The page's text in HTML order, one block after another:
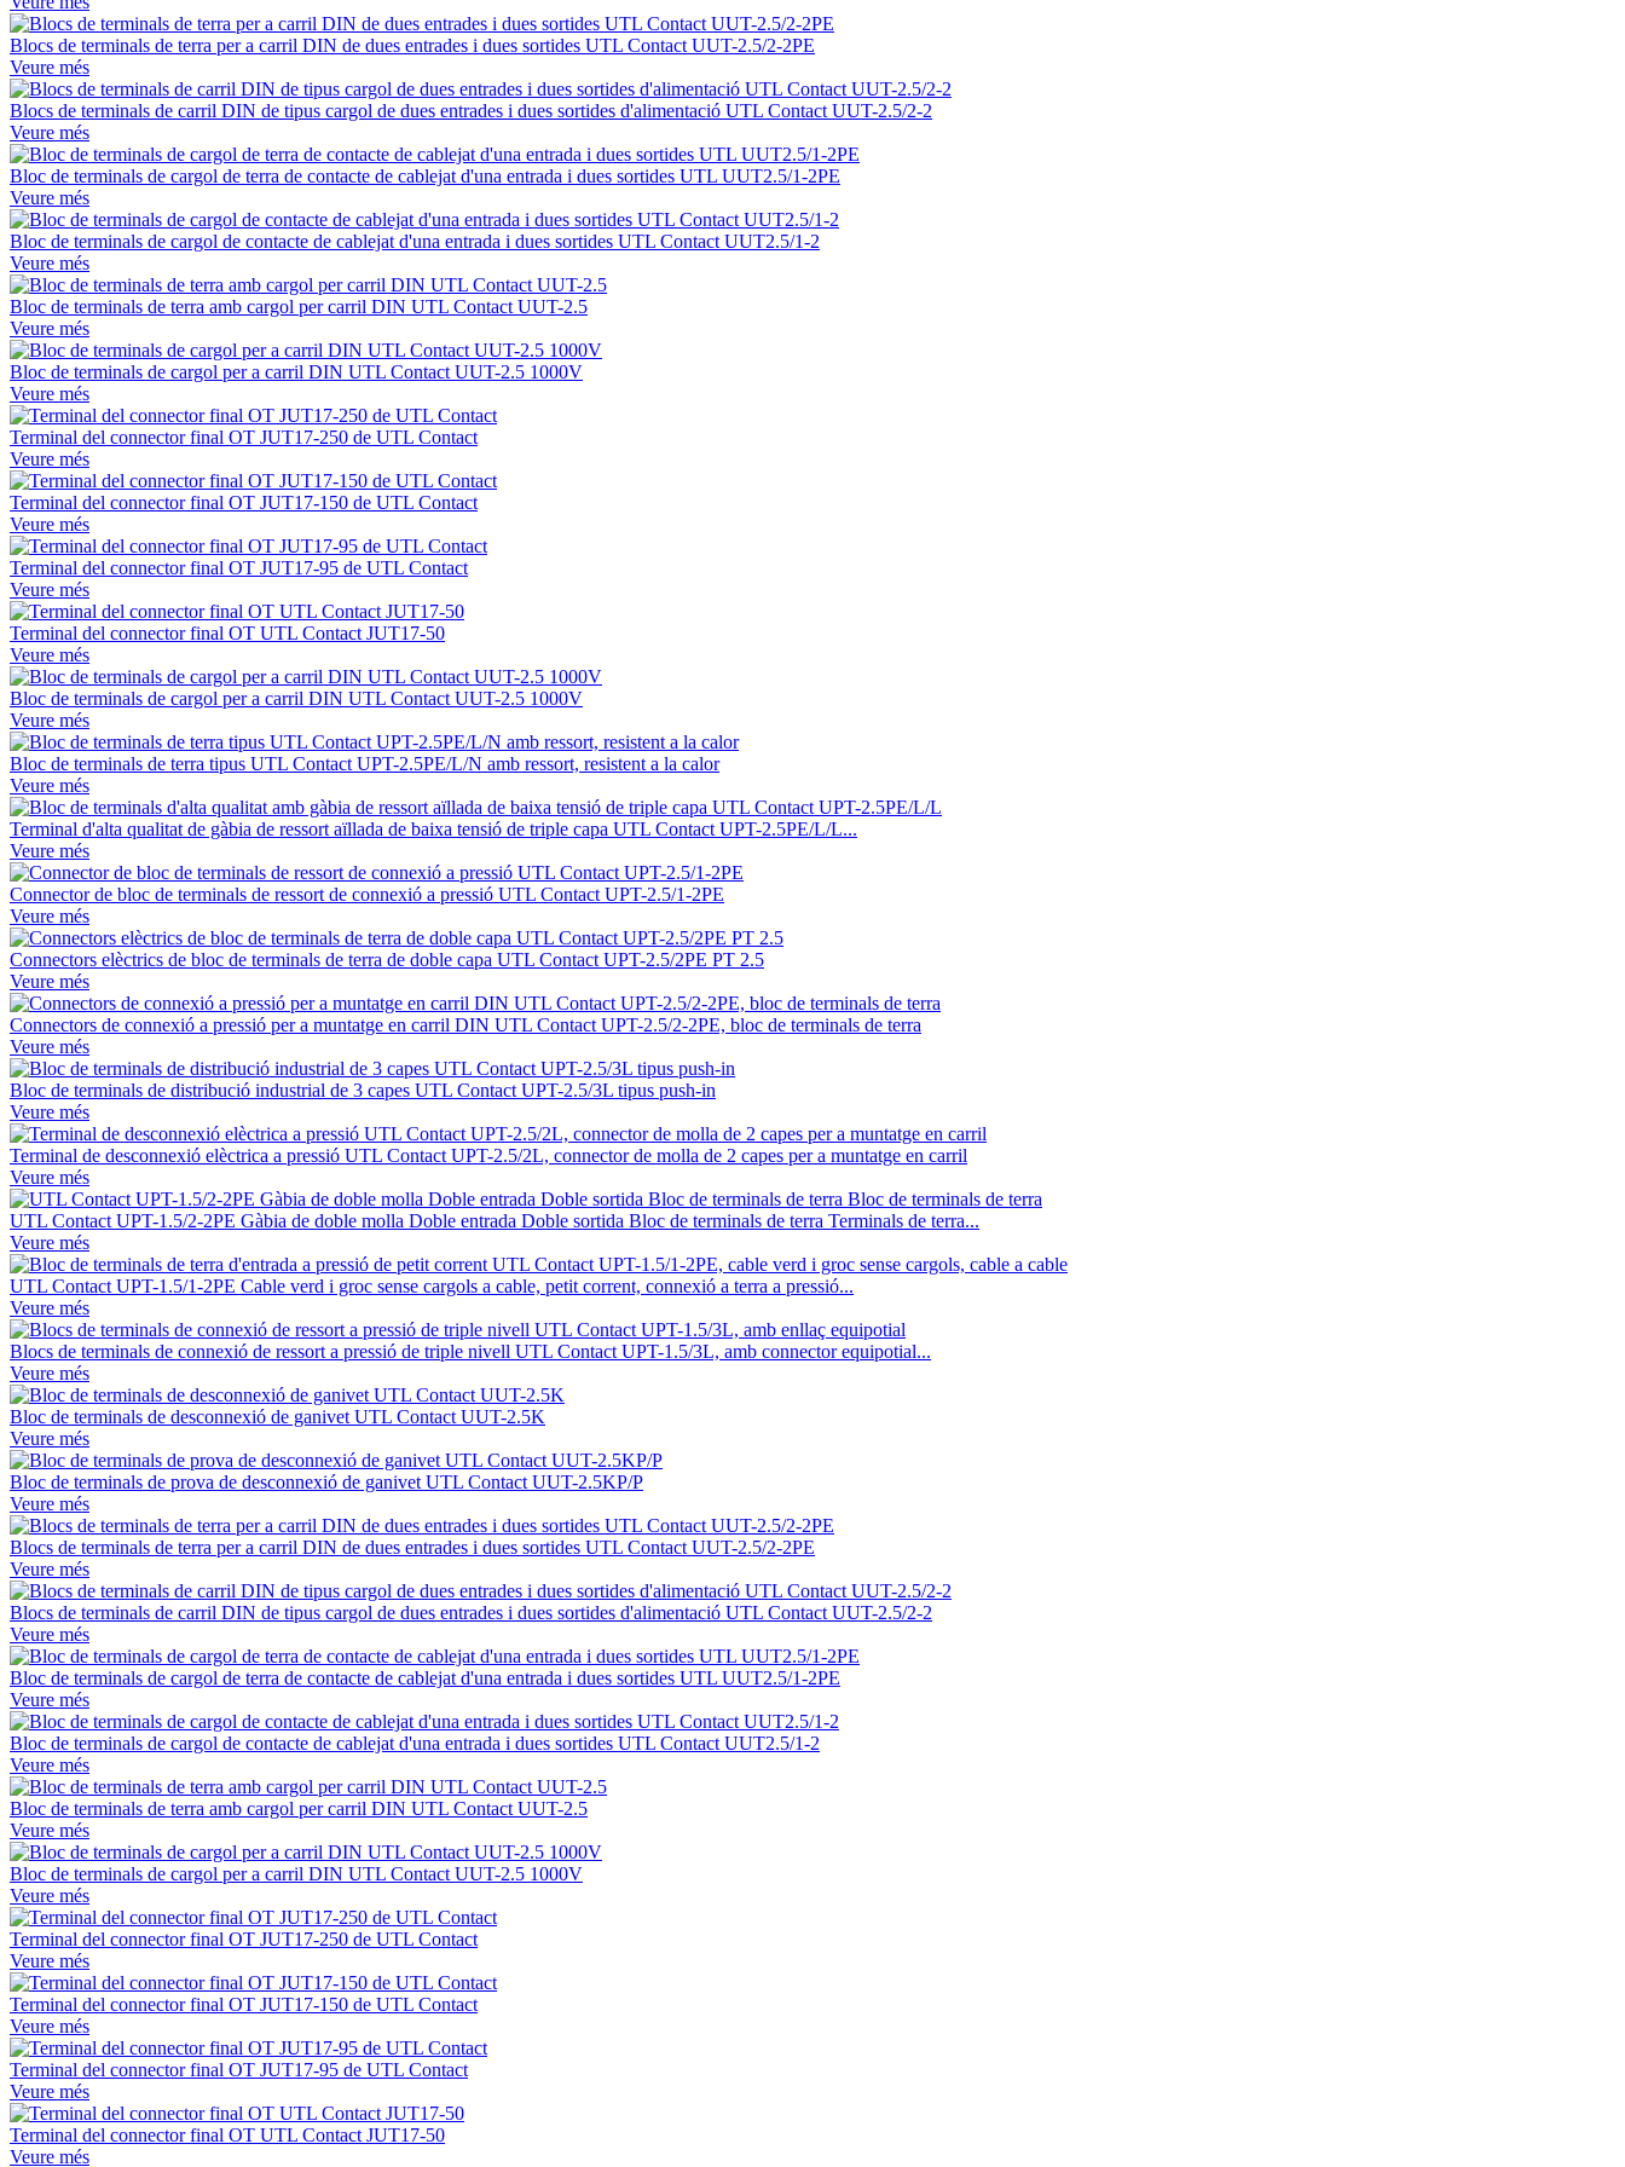
Blocs de terminals de terra per a carril DIN de dues entrades i dues sortides UTL Contact UUT-2.5/2-2PE
Veure més
Blocs de terminals de carril DIN de tipus cargol de dues entrades i dues sortides d'alimentació UTL Contact UUT-2.5/2-2
Veure més
Bloc de terminals de cargol de terra de contacte de cablejat d'una entrada i dues sortides UTL UUT2.5/1-2PE
Veure més
Bloc de terminals de cargol de contacte de cablejat d'una entrada i dues sortides UTL Contact UUT2.5/1-2
Veure més
Bloc de terminals de terra amb cargol per carril DIN UTL Contact UUT-2.5
Veure més
Bloc de terminals de cargol per a carril DIN UTL Contact UUT-2.5 1000V
Veure més
Terminal del connector final OT JUT17-250 de UTL Contact
Veure més
Terminal del connector final OT JUT17-150 de UTL Contact
Veure més
Terminal del connector final OT JUT17-95 de UTL Contact
Veure més
Terminal del connector final OT UTL Contact JUT17-50
Veure més
Bloc de terminals de cargol per a carril DIN UTL Contact UUT-2.5 1000V
Veure més
Bloc de terminals de terra tipus UTL Contact UPT-2.5PE/L/N amb ressort, resistent a la calor
Veure més
Terminal d'alta qualitat de gàbia de ressort aïllada de baixa tensió de triple capa UTL Contact UPT-2.5PE/L/L...
Veure més
Connector de bloc de terminals de ressort de connexió a pressió UTL Contact UPT-2.5/1-2PE
Veure més
Connectors elèctrics de bloc de terminals de terra de doble capa UTL Contact UPT-2.5/2PE PT 2.5
Veure més
Connectors de connexió a pressió per a muntatge en carril DIN UTL Contact UPT-2.5/2-2PE, bloc de terminals de terra
Veure més
Bloc de terminals de distribució industrial de 3 capes UTL Contact UPT-2.5/3L tipus push-in
Veure més
Terminal de desconnexió elèctrica a pressió UTL Contact UPT-2.5/2L, connector de molla de 2 capes per a muntatge en carril
Veure més
UTL Contact UPT-1.5/2-2PE Gàbia de doble molla Doble entrada Doble sortida Bloc de terminals de terra Terminals de terra...
Veure més
UTL Contact UPT-1.5/1-2PE Cable verd i groc sense cargols a cable, petit corrent, connexió a terra a pressió...
Veure més
Blocs de terminals de connexió de ressort a pressió de triple nivell UTL Contact UPT-1.5/3L, amb connector equipotial...
Veure més
Bloc de terminals de desconnexió de ganivet UTL Contact UUT-2.5K
Veure més
Bloc de terminals de prova de desconnexió de ganivet UTL Contact UUT-2.5KP/P
Veure més
Blocs de terminals de terra per a carril DIN de dues entrades i dues sortides UTL Contact UUT-2.5/2-2PE
Veure més
Blocs de terminals de carril DIN de tipus cargol de dues entrades i dues sortides d'alimentació UTL Contact UUT-2.5/2-2
Veure més
Bloc de terminals de cargol de terra de contacte de cablejat d'una entrada i dues sortides UTL UUT2.5/1-2PE
Veure més
Bloc de terminals de cargol de contacte de cablejat d'una entrada i dues sortides UTL Contact UUT2.5/1-2
Veure més
Bloc de terminals de terra amb cargol per carril DIN UTL Contact UUT-2.5
Veure més
Bloc de terminals de cargol per a carril DIN UTL Contact UUT-2.5 1000V
Veure més
Terminal del connector final OT JUT17-250 de UTL Contact
Veure més
Terminal del connector final OT JUT17-150 de UTL Contact
Veure més
Terminal del connector final OT JUT17-95 de UTL Contact
Veure més
Terminal del connector final OT UTL Contact JUT17-50
Veure més